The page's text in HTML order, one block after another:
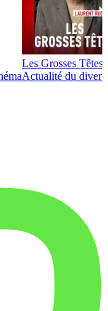
Les Grosses Têtes
Actualité du